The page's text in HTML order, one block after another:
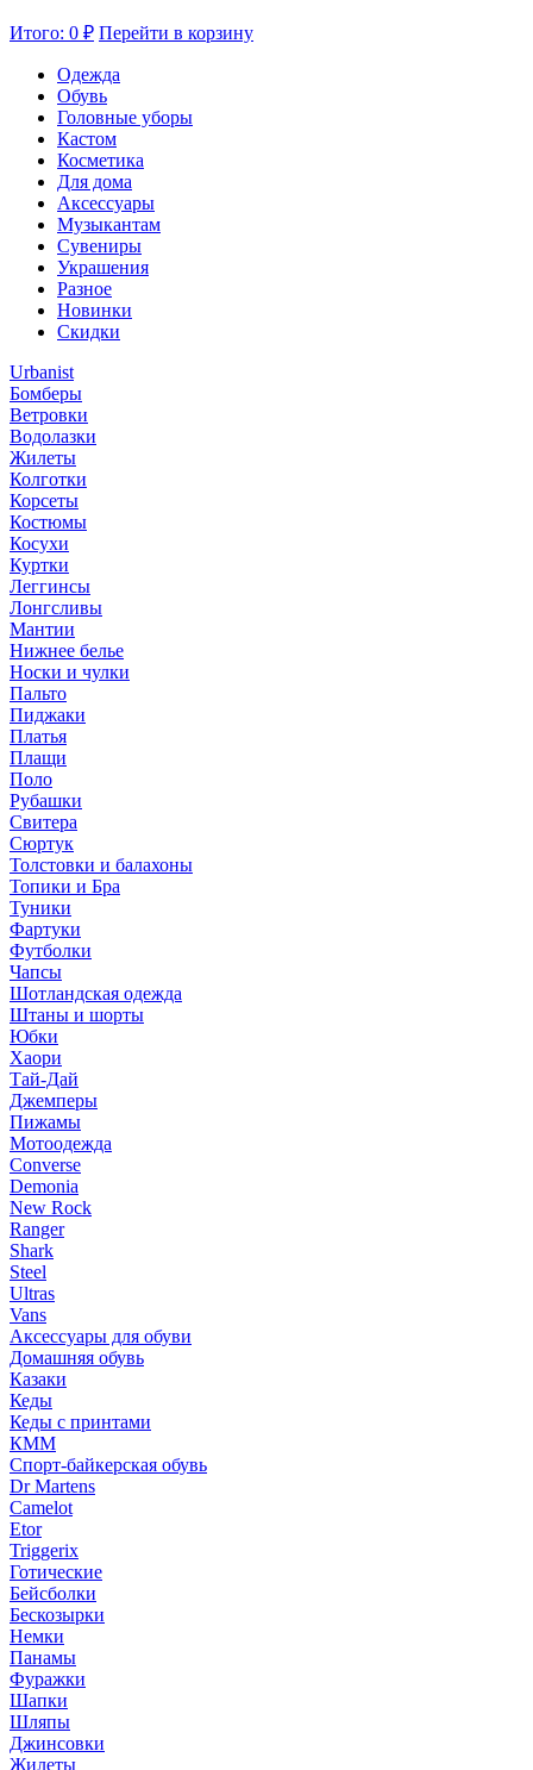
Итого: 0 ₽ Перейти в корзину
Одежда
Обувь
Головные уборы
Кастом
Косметика
Для дома
Аксессуары
Музыкантам
Сувениры
Украшения
Разное
Новинки
Скидки
Urbanist
Бомберы
Ветровки
Водолазки
Жилеты
Колготки
Корсеты
Костюмы
Косухи
Куртки
Леггинсы
Лонгсливы
Мантии
Нижнее белье
Носки и чулки
Пальто
Пиджаки
Платья
Плащи
Поло
Рубашки
Свитера
Сюртук
Толстовки и балахоны
Топики и Бра
Туники
Фартуки
Футболки
Чапсы
Шотландская одежда
Штаны и шорты
Юбки
Хаори
Тай-Дай
Джемперы
Пижамы
Мотоодежда
Converse
Demonia
New Rock
Ranger
Shark
Steel
Ultras
Vans
Аксессуары для обуви
Домашняя обувь
Казаки
Кеды
Кеды с принтами
КММ
Спорт-байкерская обувь
Dr Martens
Camelot
Etor
Triggerix
Готические
Бейсболки
Бескозырки
Немки
Панамы
Фуражки
Шапки
Шляпы
Джинсовки
Жилеты